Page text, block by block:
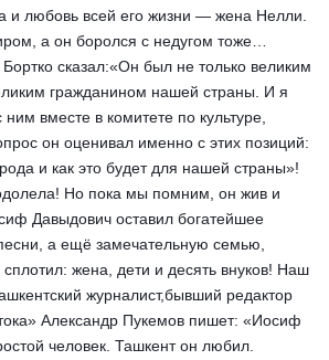
и любовь всей его жизни — жена Нелли.
а он боролся с недугом тоже…
сказал:«Он был не только великим
гражданином нашей страны. И я
вместе в комитете по культуре,
он оценивал именно с этих позиций:
и как это будет для нашей страны»!
Но пока мы помним, он жив и
Давыдович оставил богатейшее
а ещё замечательную семью,
жена, дети и десять внуков! Наш
журналист,бывший редактор
Александр Пукемов пишет: «Иосиф
человек. Ташкент он любил.